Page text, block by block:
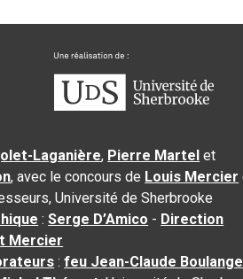
Laganière, Pierre Martel et
, avec le concours de Louis Mercier
Université de Sherbrooke
:Serge D’Amico - Direction
Mercier
:feu Jean-Claude